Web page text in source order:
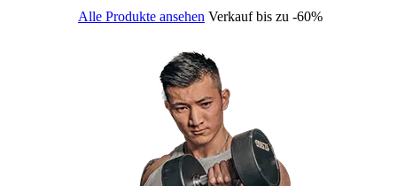
Alle Produkte ansehen Verkauf bis zu -60%